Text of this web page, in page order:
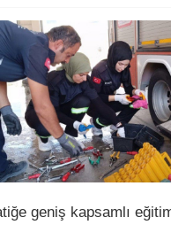
geniş kapsamlı